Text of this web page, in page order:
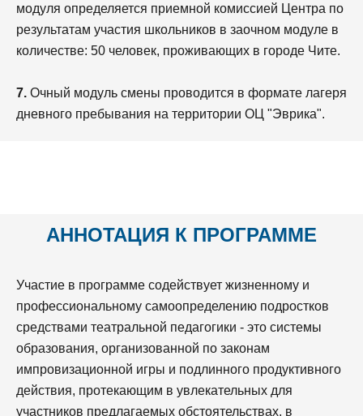
модуля определяется приемной комиссией Центра по
результатам участия школьников в заочном модуле в
количестве: 50 человек, проживающих в городе Чите.
7. Очный модуль смены проводится в формате лагеря
дневного пребывания на территории ОЦ "Эврика".
АННОТАЦИЯ К ПРОГРАММЕ
Участие в программе содействует жизненному и
профессиональному самоопределению подростков
средствами театральной педагогики - это системы
образования, организованной по законам
импровизационной игры и подлинного продуктивного
действия, протекающим в увлекательных для
участников предлагаемых обстоятельствах, в